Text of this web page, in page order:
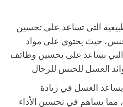
التي تساعد على تحسين
حيث يحتوي على مواد
تساعد على تحسين وظائف
العسل للجنس للرجال:
يساعد العسل في زيادة
مما يساهم في تحسين الأداء